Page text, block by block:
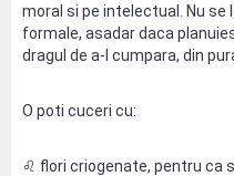
moral si pe intelectual. Nu
formale, asadar daca
dragul de a-l cumpara, din
O poti cuceri cu:
♌ flori criogenate, pentru ca